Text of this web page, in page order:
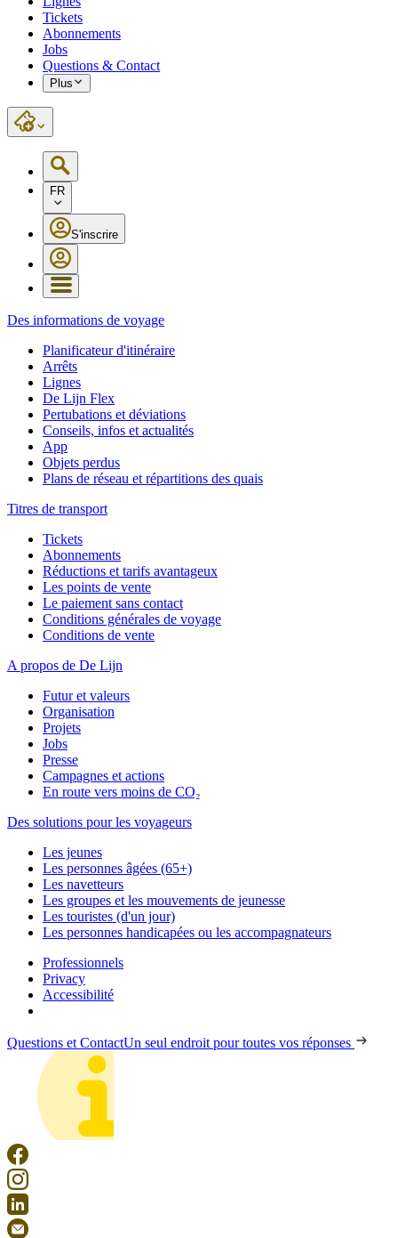
Tickets
Abonnements
Jobs
Questions & Contact
Plus
FR
S'inscrire
Des informations de voyage
Planificateur d'itinéraire
Arrêts
Lignes
De Lijn Flex
Pertubations et déviations
Conseils, infos et actualités
App
Objets perdus
Plans de réseau et répartitions des quais
Titres de transport
Tickets
Abonnements
Réductions et tarifs avantageux
Les points de vente
Le paiement sans contact
Conditions générales de voyage
Conditions de vente
A propos de De Lijn
Futur et valeurs
Organisation
Projets
Jobs
Presse
Campagnes et actions
En route vers moins de CO₂
Des solutions pour les voyageurs
Les jeunes
Les personnes âgées (65+)
Les navetteurs
Les groupes et les mouvements de jeunesse
Les touristes (d'un jour)
Les personnes handicapées ou les accompagnateurs
Professionnels
Privacy
Accessibilité
Questions et ContactUn seul endroit pour toutes vos réponses